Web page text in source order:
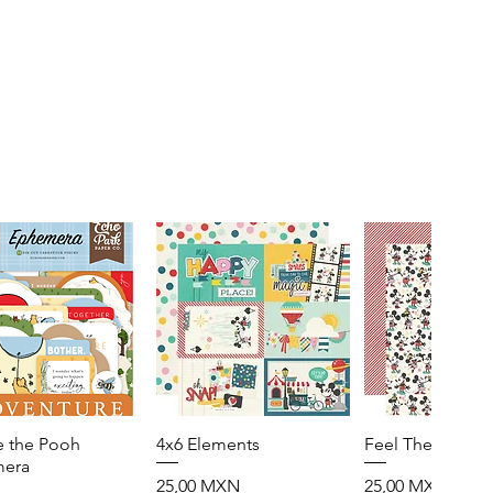
Vista rápida
the Pooh
Vista rápida
4x6 Elements
Precio
25,00 MXN
Vista
Feel The Magic
Precio
25,00 MXN